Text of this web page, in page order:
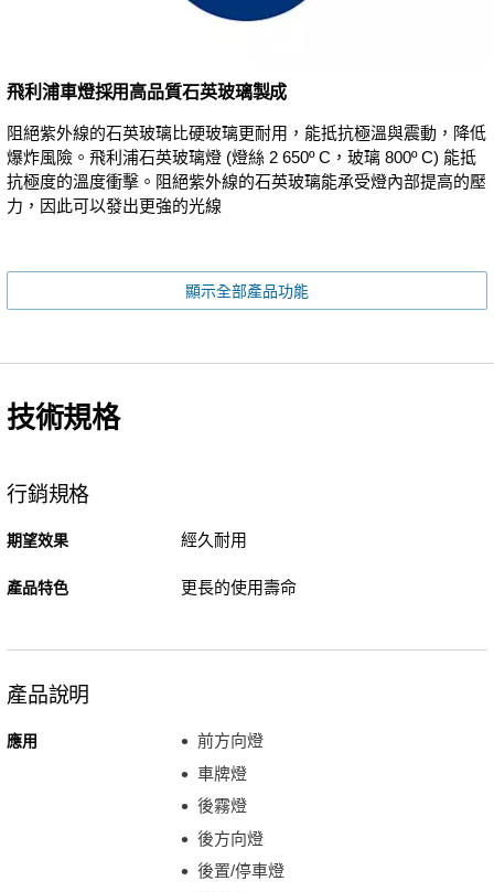
飛利浦車燈採用高品質石英玻璃製成
阻絕紫外線的石英玻璃比硬玻璃更耐用，能抵抗極溫與震動，降低
爆炸風險。飛利浦石英玻璃燈 (燈絲 2 650º C，玻璃 800º C) 能抵
抗極度的溫度衝擊。阻絕紫外線的石英玻璃能承受燈內部提高的壓
力，因此可以發出更強的光線
顯示全部產品功能
技術規格
行銷規格
期望效果 經久耐用
產品特色 更長的使用壽命
產品說明
應用
前方向燈
車牌燈
後霧燈
後方向燈
後置/停車燈